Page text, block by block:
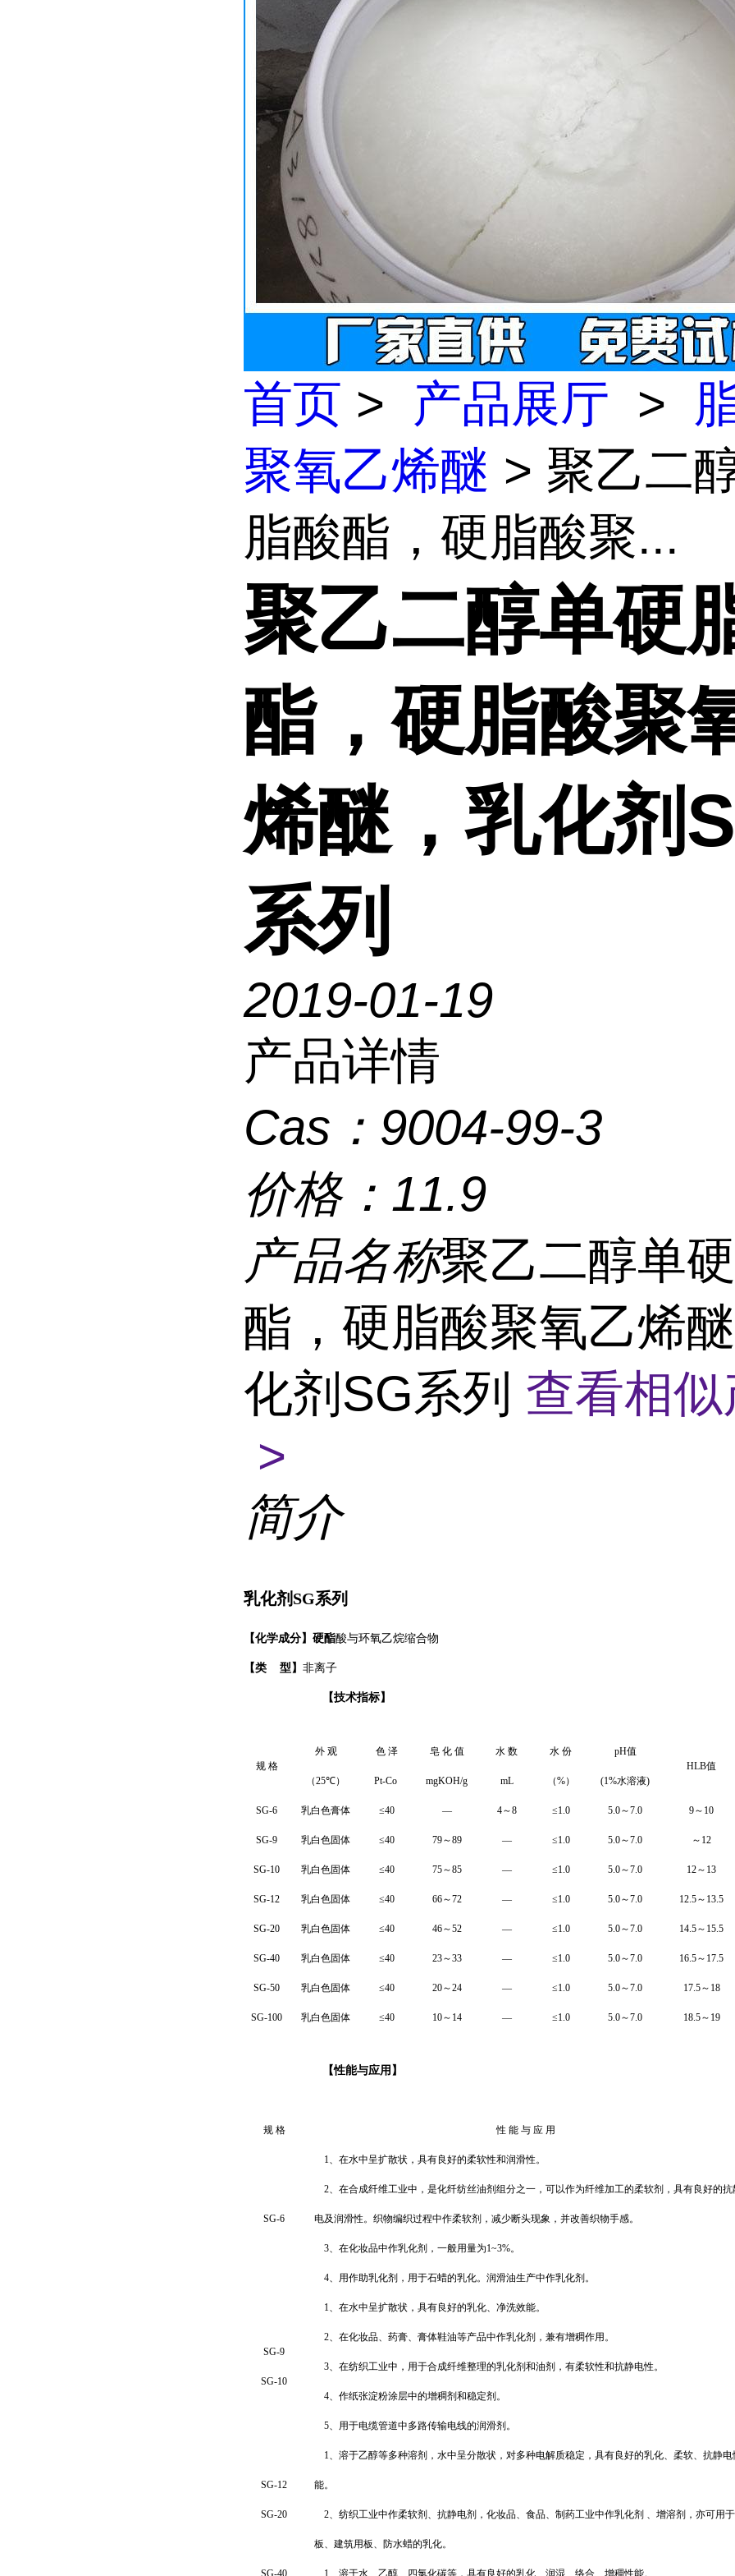
首页 > 产品展厅 >
聚氧乙烯醚 > 聚乙二
脂酸酯，硬脂酸聚...
聚乙二醇单硬
酯，硬脂酸聚
烯醚，乳化剂
系列
2019-01-19
产品详情
Cas： 9004-99-3
价格： 11.9
产品名称聚乙二醇单
酯，硬脂酸聚氧乙烯
化剂SG系列 查看相
>
简介
乳化剂 SG系列
【化学成分】 硬酯酸与环氧乙烷缩合物
【类 型 】 非离子
【技术指标】
规 格
外 观
（25℃）
色 泽
Pt-Co
皂 化 值
mgKOH/g
水 数
mL
水 份
（%）
pH值
(1%水溶液)
HLB值
SG-6 乳白色膏体 ≤40 — 4～8 ≤1.0 5.0～7.0 9～ 10
SG-9 乳白色固体 ≤40 79～89 — ≤1.0 5.0～7.0 ～ 12
SG-10 乳白色固体 ≤40 75～85 — ≤1.0 5.0～7.0 12～ 13
SG-12 乳白色固体 ≤40 66～72 — ≤1.0 5.0～7.0 12.5～ 13.5
SG-20 乳白色固体 ≤40 46～52 — ≤1.0 5.0～7.0 14.5～ 15.5
SG-40 乳白色固体 ≤40 23～33 — ≤1.0 5.0～7.0 16.5～ 17.5
SG-50 乳白色固体 ≤40 20～24 — ≤1.0 5.0～7.0 17.5～ 18
SG-100 乳白色固体 ≤40 10～ 14 — ≤1.0 5.0～7.0 18.5～ 19
【性能与应用 】
规 格 性 能 与 应 用
SG-6
1、在水中呈扩散状，具有良好的柔软性和润滑性。
2、 在合成纤维工业中 ，是化纤纺丝油剂组分之一 ，可以作为纤维加工的柔软剂 ， 具有良好的抗
电及润滑性。织物编织过程中作柔软剂 ， 减少断头现象，并改善织物手感。
3、 在化妆品中作乳化剂 ，一般用量为1~3%。
4、用作助乳化剂，用于石蜡的乳化。 润滑油生产中作乳化剂。
SG-9
SG-10
1、在水中呈扩散状 ， 具有良好的乳化、净洗效能。
2、在化妆品、药膏、膏体鞋油等产品中作乳化剂， 兼有增稠作用。
3、 在纺织工业中，用于合成纤维整理的乳化剂和油剂，有柔软性和抗静电性。
4、作纸张淀粉涂层中的增稠剂和稳定剂。
5、用于电缆管道中多路传输电线的润滑剂。
SG-12
SG-20
1、溶于乙醇等多种溶剂，水中呈分散状，对多种电解质稳定，具有良好的乳化、柔软、抗静电
能。
2、纺织工业中作柔软剂、抗静电剂，化妆品、食品、制药工业中作乳化剂 、增溶剂，亦可用
板、建筑用板、防水蜡的乳化。
SG-40 1 、溶于水、乙醇、四氯化碳等，具有良好的乳化、润湿、络合、增稠性能。